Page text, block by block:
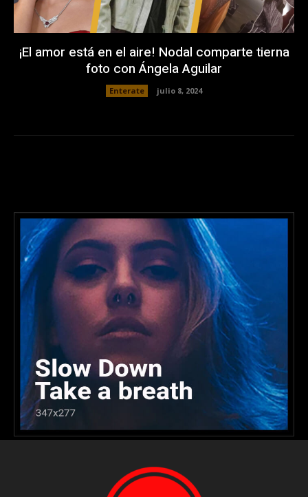
¡El amor está en el aire! Nodal comparte tierna
foto con Ángela Aguilar
Enterate julio 8, 2024